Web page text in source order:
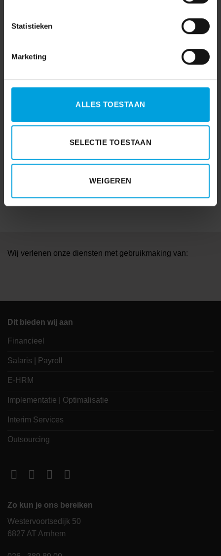
Statistieken
Marketing
ALLES TOESTAAN
SELECTIE TOESTAAN
WEIGEREN
Nieuwsbrieven
Visma|Raet(4)
Wetgeving(99)
Youforce(6)
Wij verlenen onze diensten met gebruikmaking van:
Dit bieden wij aan
Financieel
Salaris | Payroll
E-HRM
Implementatie | Optimalisatie
Interim Services
Outsourcing
Zo kun je ons bereiken
Westervoortsedijk 50
6827 AT Arnhem